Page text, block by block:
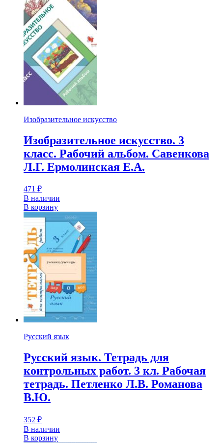
Изобразительное искусство
Изобразительное искусство. 3
класс. Рабочий альбом. Савенкова
Л.Г. Ермолинская Е.А.
471 ₽
В наличии
В корзину
Русский язык
Русский язык. Тетрадь для
контрольных работ. 3 кл. Рабочая
тетрадь. Петленко Л.В. Романова
В.Ю.
352 ₽
В наличии
В корзину